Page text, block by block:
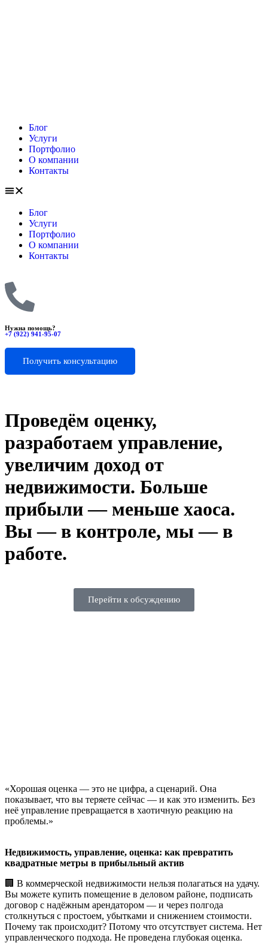
Блог
Услуги
Портфолио
О компании
Контакты
Блог
Услуги
Портфолио
О компании
Контакты
Нужна помощь?
+7 (922) 941-95-07
Получить консультацию
Проведём оценку,
разработаем управление,
увеличим доход от
недвижимости. Больше
прибыли — меньше хаоса.
Вы — в контроле, мы — в
работе.
Перейти к обсуждению
«Хорошая оценка — это не цифра, а сценарий. Она
показывает, что вы теряете сейчас — и как это изменить. Без
неё управление превращается в хаотичную реакцию на
проблемы.»
Недвижимость, управление, оценка: как превратить
квадратные метры в прибыльный актив
🏢 В коммерческой недвижимости нельзя полагаться на удачу.
Вы можете купить помещение в деловом районе, подписать
договор с надёжным арендатором — и через полгода
столкнуться с простоем, убытками и снижением стоимости.
Почему так происходит? Потому что отсутствует система. Нет
управленческого подхода. Не проведена глубокая оценка.